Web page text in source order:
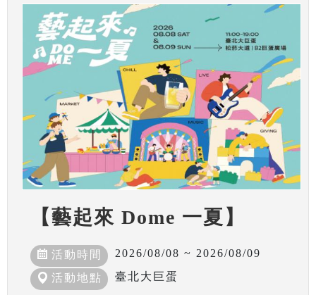
【藝起來 Dome 一夏】
活動時間 2026/08/08 ~ 2026/08/09
活動地點 臺北大巨蛋